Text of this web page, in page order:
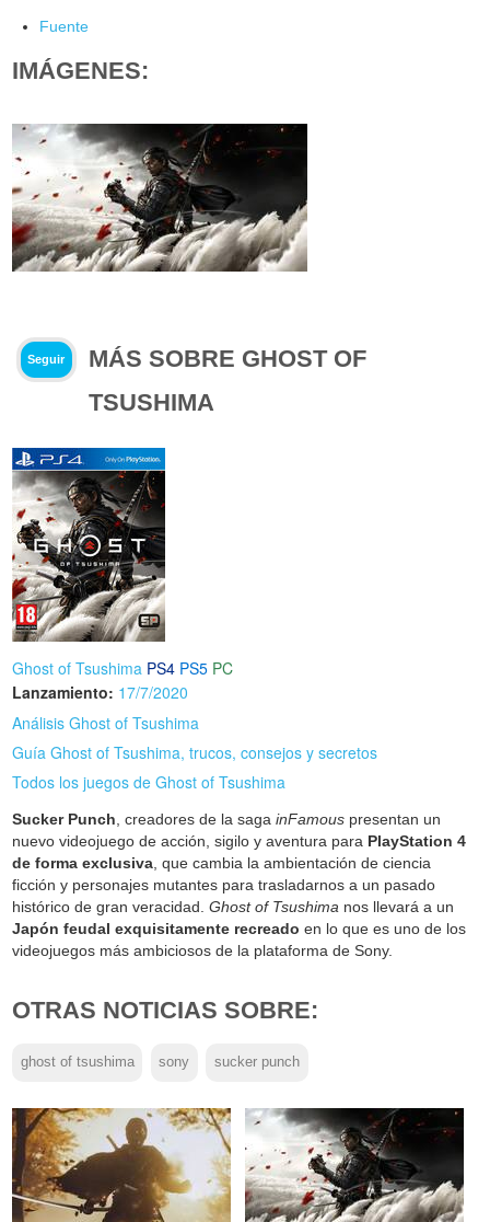
Fuente
IMÁGENES:
Seguir
MÁS SOBRE GHOST OF
TSUSHIMA
Ghost of Tsushima PS4 PS5 PC
Lanzamiento: 17/7/2020
Análisis Ghost of Tsushima
Guía Ghost of Tsushima, trucos, consejos y secretos
Todos los juegos de Ghost of Tsushima
Sucker Punch , creadores de la sagainFamous presentan un
nuevo videojuego de acción, sigilo y aventura para PlayStation 4
de forma exclusiva , que cambia la ambientación de ciencia
ficción y personajes mutantes para trasladarnos a un pasado
histórico de gran veracidad.Ghost of Tsushima nos llevará a un
Japón feudal exquisitamente recreado en lo que es uno de los
videojuegos más ambiciosos de la plataforma de Sony.
OTRAS NOTICIAS SOBRE:
ghost of tsushima sony sucker punch